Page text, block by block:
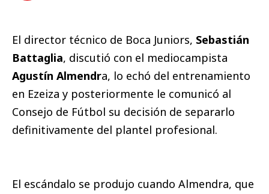
El director técnico de Boca Juniors, Sebastián
Battaglia, discutió con el mediocampista
Agustín Almendra, lo echó del entrenamiento
en Ezeiza y posteriormente le comunicó al
Consejo de Fútbol su decisión de separarlo
definitivamente del plantel profesional.
El escándalo se produjo cuando Almendra, que